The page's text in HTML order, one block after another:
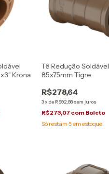
Krona
Tê Redução Soldável
85x75mm Tigre
R$278,64
3x de R$92,88 sem juros
R$273,07 com Boleto
Só restam 5 em estoque!